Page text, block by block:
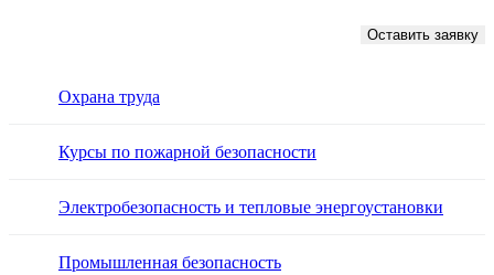
Оставить заявку
Охрана труда
Курсы по пожарной безопасности
Электробезопасность и тепловые энергоустановки
Промышленная безопасность